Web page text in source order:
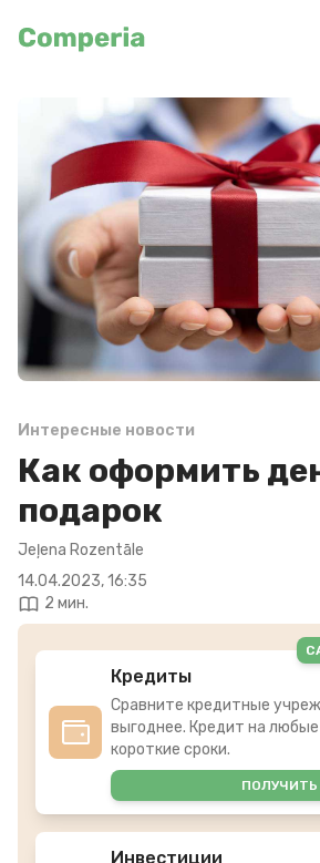
Интересные новости
Как оформить
подарок
Jeļena Rozentāle
14.04.2023, 16:35
2 мин.
Кредиты
Сравните кредитные
выгоднее. Кредит на
короткие сроки.
ПОЛУЧИТЬ
Инвестиции